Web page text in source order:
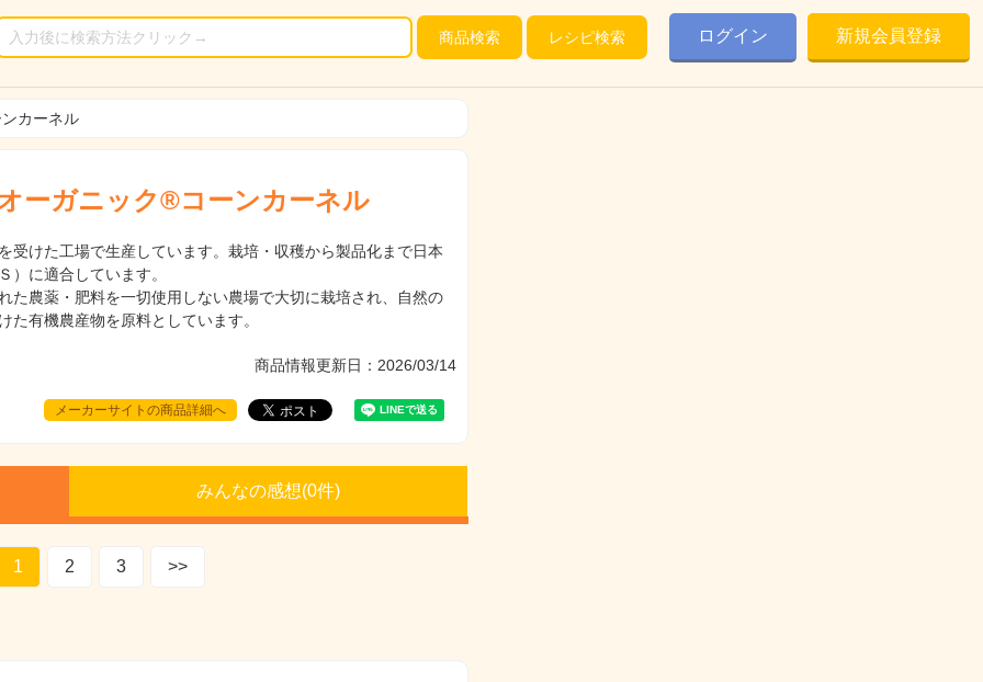
商品検索 レシピ検索 ログイン 新規会員登録
カーネル
ーガニック®コーンカーネル
受けた工場で生産しています。栽培・収穫から製品化まで日本
）に適合しています。
た農薬・肥料を一切使用しない農場で大切に栽培され、自然の
た有機農産物を原料としています。
商品情報更新日：2026/03/14
メーカーサイトの商品詳細へ
みんなの感想(0件)
1 2 3 >>